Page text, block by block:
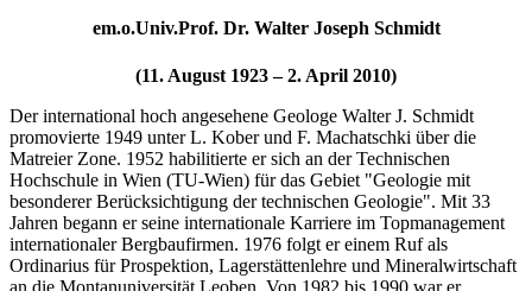
em.o.Univ.Prof. Dr. Walter Joseph Schmidt
(11. August 1923 – 2. April 2010)
Der international hoch angesehene Geologe Walter J. Schmidt
promovierte 1949 unter L. Kober und F. Machatschki über die
Matreier Zone. 1952 habilitierte er sich an der Technischen
Hochschule in Wien (TU-Wien) für das Gebiet "Geologie mit
besonderer Berücksichtigung der technischen Geologie". Mit 33
Jahren begann er seine internationale Karriere im Topmanagement
internationaler Bergbaufirmen. 1976 folgt er einem Ruf als
Ordinarius für Prospektion, Lagerstättenlehre und Mineralwirtschaft
an die Montanuniversität Leoben. Von 1982 bis 1990 war er